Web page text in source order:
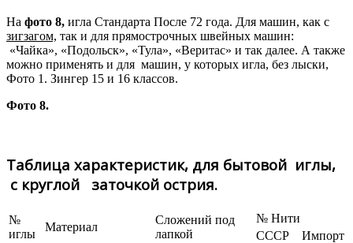
На фото 8, игла Стандарта После 72 года. Для машин, как с
зигзагом, так и для прямострочных швейных машин:
«Чайка», «Подольск», «Тула», «Веритас» и так далее. А также
можно применять и для машин, у которых игла, без лыски,
Фото 1. Зингер 15 и 16 классов.
Фото 8.
Таблица характеристик, для бытовой иглы,
с круглой заточкой острия.
№
иглы
Материал
Сложений под
лапкой
№ Нити
СССР
Импорт